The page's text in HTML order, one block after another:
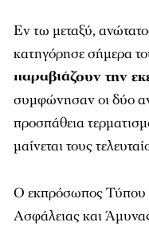
Εν τω μεταξύ,
κατηγόρησε σήμερα
παραβιάζουν την
συμφώνησαν οι δύο
προσπάθεια
μαίνεται τους
Ο εκπρόσωπος Τύπου
Ασφάλειας και